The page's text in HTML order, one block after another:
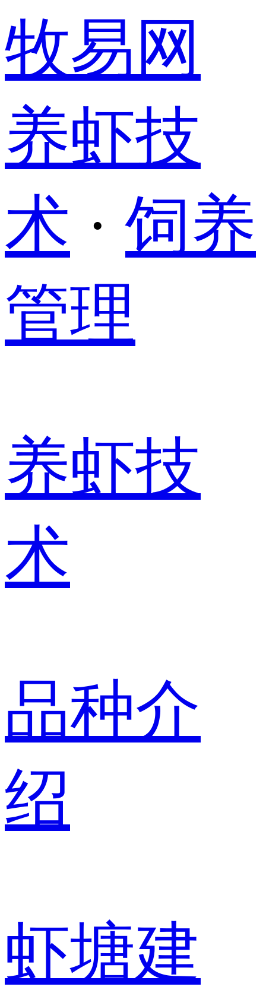
牧易网
养虾技
术 ·饲养
管理
养虾技
术
品种介
绍
虾塘建